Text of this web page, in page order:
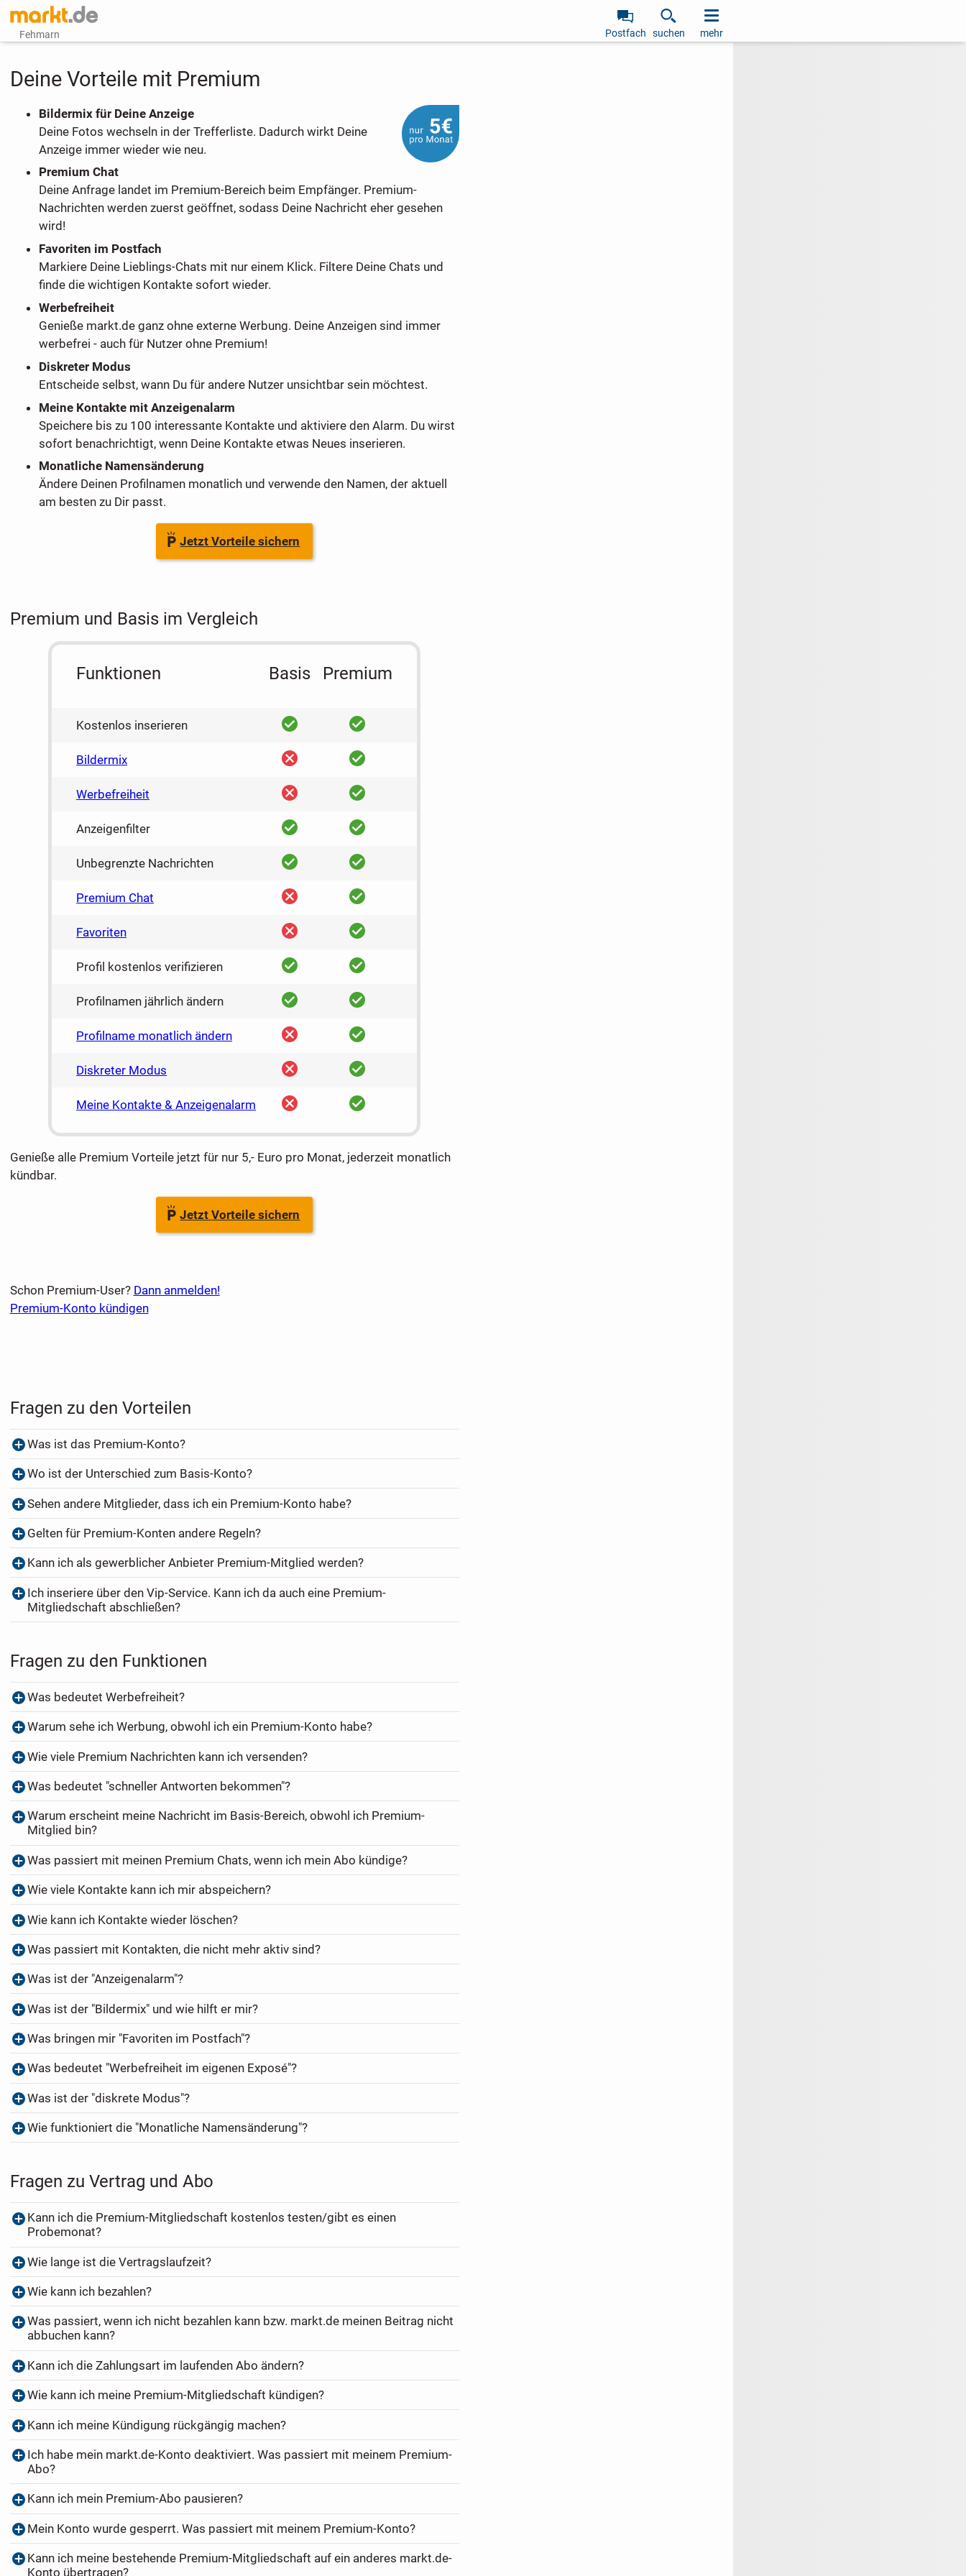
Fehmarn Postfach suchen mehr
Deine Vorteile mit Premium
Bildermix für Deine Anzeige
Deine Fotos wechseln in der Trefferliste. Dadurch wirkt Deine
Anzeige immer wieder wie neu.
Premium Chat
Deine Anfrage landet im Premium-Bereich beim Empfänger. Premium-
Nachrichten werden zuerst geöffnet, sodass Deine Nachricht eher gesehen
wird!
Favoriten im Postfach
Markiere Deine Lieblings-Chats mit nur einem Klick. Filtere Deine Chats und
finde die wichtigen Kontakte sofort wieder.
Werbefreiheit
Genieße markt.de ganz ohne externe Werbung. Deine Anzeigen sind immer
werbefrei - auch für Nutzer ohne Premium!
Diskreter Modus
Entscheide selbst, wann Du für andere Nutzer unsichtbar sein möchtest.
Meine Kontakte mit Anzeigenalarm
Speichere bis zu 100 interessante Kontakte und aktiviere den Alarm. Du wirst
sofort benachrichtigt, wenn Deine Kontakte etwas Neues inserieren.
Monatliche Namensänderung
Ändere Deinen Profilnamen monatlich und verwende den Namen, der aktuell
am besten zu Dir passt.
Jetzt Vorteile sichern
Premium und Basis im Vergleich
Funktionen Basis Premium
Kostenlos inserieren ja ja
Bildermix nein ja
Werbefreiheit nein ja
Anzeigenfilter ja ja
Unbegrenzte Nachrichten ja ja
Premium Chat nein ja
Favoriten nein ja
Profil kostenlos verifizieren ja ja
Profilnamen jährlich ändern ja ja
Profilname monatlich ändern nein ja
Diskreter Modus nein ja
Meine Kontakte & Anzeigenalarm nein ja
Genieße alle Premium Vorteile jetzt für nur 5,- Euro pro Monat, jederzeit monatlich
kündbar.
Jetzt Vorteile sichern
Schon Premium-User? Dann anmelden!
Premium-Konto kündigen
Fragen zu den Vorteilen
Was ist das Premium-Konto?
Wo ist der Unterschied zum Basis-Konto?
Sehen andere Mitglieder, dass ich ein Premium-Konto habe?
Gelten für Premium-Konten andere Regeln?
Kann ich als gewerblicher Anbieter Premium-Mitglied werden?
Ich inseriere über den Vip-Service. Kann ich da auch eine Premium-
Mitgliedschaft abschließen?
Fragen zu den Funktionen
Was bedeutet Werbefreiheit?
Warum sehe ich Werbung, obwohl ich ein Premium-Konto habe?
Wie viele Premium Nachrichten kann ich versenden?
Was bedeutet "schneller Antworten bekommen"?
Warum erscheint meine Nachricht im Basis-Bereich, obwohl ich Premium-
Mitglied bin?
Was passiert mit meinen Premium Chats, wenn ich mein Abo kündige?
Wie viele Kontakte kann ich mir abspeichern?
Wie kann ich Kontakte wieder löschen?
Was passiert mit Kontakten, die nicht mehr aktiv sind?
Was ist der "Anzeigenalarm"?
Was ist der "Bildermix" und wie hilft er mir?
Was bringen mir "Favoriten im Postfach"?
Was bedeutet "Werbefreiheit im eigenen Exposé"?
Was ist der "diskrete Modus"?
Wie funktioniert die "Monatliche Namensänderung"?
Fragen zu Vertrag und Abo
Kann ich die Premium-Mitgliedschaft kostenlos testen/gibt es einen
Probemonat?
Wie lange ist die Vertragslaufzeit?
Wie kann ich bezahlen?
Was passiert, wenn ich nicht bezahlen kann bzw. markt.de meinen Beitrag nicht
abbuchen kann?
Kann ich die Zahlungsart im laufenden Abo ändern?
Wie kann ich meine Premium-Mitgliedschaft kündigen?
Kann ich meine Kündigung rückgängig machen?
Ich habe mein markt.de-Konto deaktiviert. Was passiert mit meinem Premium-
Abo?
Kann ich mein Premium-Abo pausieren?
Mein Konto wurde gesperrt. Was passiert mit meinem Premium-Konto?
Kann ich meine bestehende Premium-Mitgliedschaft auf ein anderes markt.de-
Konto übertragen?